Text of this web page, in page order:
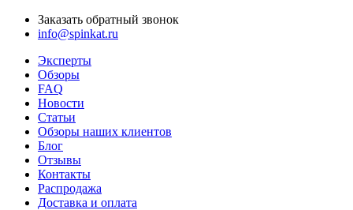
Заказать обратный звонок
info@spinkat.ru
Эксперты
Обзоры
FAQ
Новости
Статьи
Обзоры наших клиентов
Блог
Отзывы
Контакты
Распродажа
Доставка и оплата